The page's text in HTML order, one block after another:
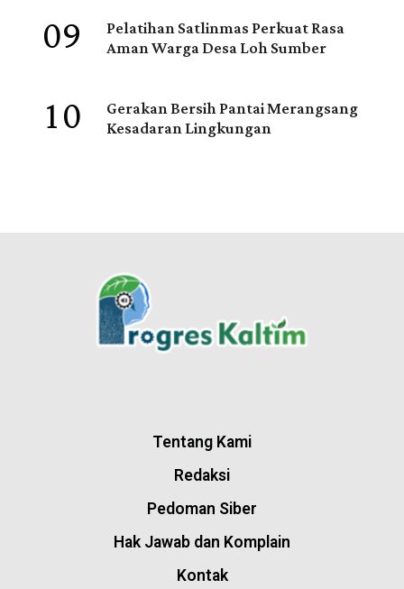
09 Pelatihan Satlinmas Perkuat Rasa
Aman Warga Desa Loh Sumber
10 Gerakan Bersih Pantai Merangsang
Kesadaran Lingkungan
Tentang Kami
Redaksi
Pedoman Siber
Hak Jawab dan Komplain
Kontak